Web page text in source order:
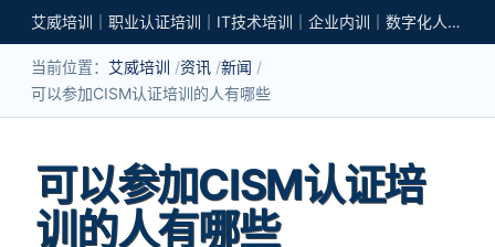
艾威培训｜职业认证培训｜IT技术培训｜企业内训｜数字化人才培养
当前位置： 艾威培训 资讯 新闻
可以参加CISM认证培训的人有哪些
可以参加CISM认证培
训的人有哪些